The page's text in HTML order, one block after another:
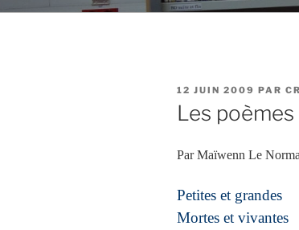
PUBLIÉ
LE
12 JUIN 2009 PAR
Les
Par Maïwenn Le
Petites et grandes
Mortes et vivantes